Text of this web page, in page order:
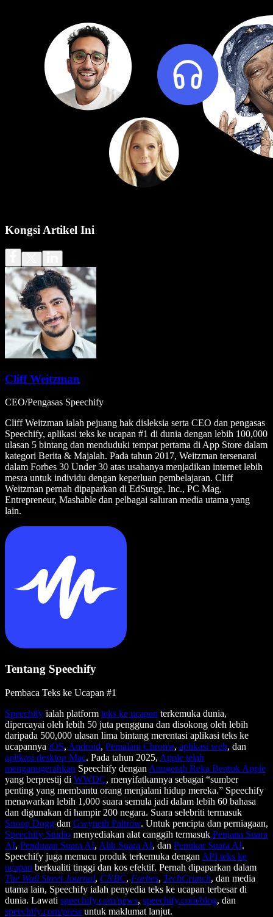
Kongsi Artikel Ini
Cliff Weitzman
CEO/Pengasas Speechify
Cliff Weitzman ialah pejuang hak disleksia serta CEO dan pengasas
Speechify, aplikasi teks ke ucapan #1 di dunia dengan lebih 100,000
ulasan 5 bintang dan menduduki tempat pertama di App Store dalam
kategori Berita & Majalah. Pada tahun 2017, Weitzman tersenarai
dalam Forbes 30 Under 30 atas usahanya menjadikan internet lebih
mesra untuk individu dengan keperluan pembelajaran. Cliff
Weitzman pernah dipaparkan di EdSurge, Inc., PC Mag,
Entrepreneur, Mashable dan pelbagai saluran media utama yang
lain.
Tentang Speechify
Pembaca Teks ke Ucapan #1
Speechify ialah platform teks ke ucapan terkemuka dunia,
dipercayai oleh lebih 50 juta pengguna dan disokong oleh lebih
daripada 500,000 ulasan lima bintang merentasi aplikasi teks ke
ucapannya iOS, Android, Pemalam Chrome, aplikasi web, dan
aplikasi desktop Mac. Pada tahun 2025, Apple telah
menganugerahkan Speechify dengan Anugerah Reka Bentuk Apple
yang berprestij di WWDC, menyifatkannya sebagai “sumber
penting yang membantu orang menjalani hidup mereka.” Speechify
menawarkan lebih 1,000 suara semula jadi dalam lebih 60 bahasa
dan digunakan di hampir 200 negara. Suara selebriti termasuk
Snoop Dogg dan Gwyneth Paltrow. Untuk pencipta dan perniagaan,
Speechify Studio menyediakan alat canggih termasuk Penjana Suara
AI, Penduaan Suara AI, Alih Suara AI, dan Penukar Suara AI.
Speechify juga memacu produk terkemuka dengan API teks ke
ucapan berkualiti tinggi dan kos efektif. Pernah dipaparkan dalam
The Wall Street Journal, CNBC, Forbes, TechCrunch, dan media
utama lain, Speechify ialah penyedia teks ke ucapan terbesar di
dunia. Lawati speechify.com/news, speechify.com/blog, dan
speechify.com/press untuk maklumat lanjut.